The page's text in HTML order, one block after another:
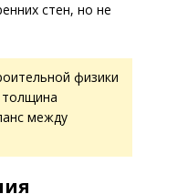
стен, но не
физики
толщина
между